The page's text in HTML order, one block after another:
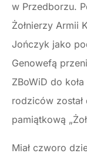
w Przedborzu.
Żołnierzy Armii
Jończyk jako
Genowefą
ZBoWiD do
rodziców
pamiątkową
Miał czworo